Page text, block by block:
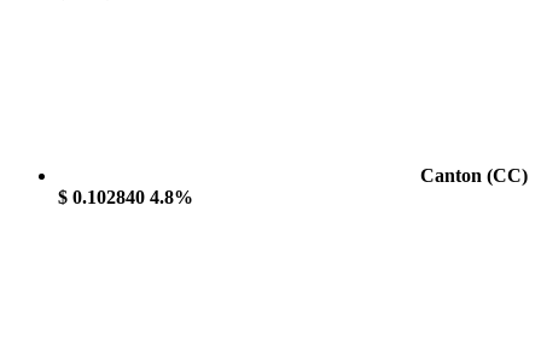
Canton (CC)
$ 0.102840 4.8%